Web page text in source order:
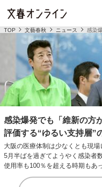
TOP 文藝春秋 ニュース 感染
感染爆発でも「維新の方
評価する“ゆるい支持層”
大阪の医療体制は少なくとも現場
5月半ばを過ぎてようやく感染者
使用率も100％を超える時期もあ
養”者も急増…